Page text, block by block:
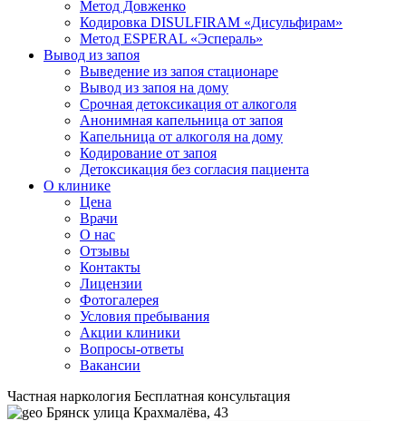
Метод Довженко
Кодировка DISULFIRAM «Дисульфирам»
Метод ESPERAL «Эспераль»
Вывод из запоя
Выведение из запоя стационаре
Вывод из запоя на дому
Срочная детоксикация от алкоголя
Анонимная капельница от запоя
Капельница от алкоголя на дому
Кодирование от запоя
Детоксикация без согласия пациента
О клинике
Цена
Врачи
О нас
Отзывы
Контакты
Лицензии
Фотогалерея
Условия пребывания
Акции клиники
Вопросы-ответы
Вакансии
Частная наркология Бесплатная консультация
Брянск улица Крахмалёва, 43